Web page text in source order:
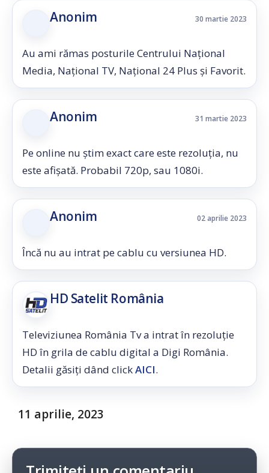
Anonim 30 martie 2023
Au ami rămas posturile Centrului Național
Media, Național TV, Național 24 Plus și Favorit.
Anonim 31 martie 2023
Pe online nu știm exact care este rezoluția, nu
este afișată. Probabil 720p, sau 1080i.
Anonim 02 aprilie 2023
Încă nu au intrat pe cablu cu versiunea HD.
HD Satelit România
Televiziunea România Tv a intrat în rezoluție
HD în grila de cablu digital a Digi România.
Detalii găsiți dând clickAICI.
11 aprilie, 2023